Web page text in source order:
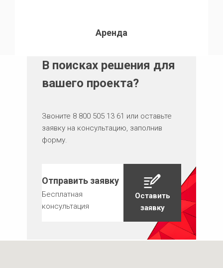
Аренда
В поисках решения для
вашего проекта?
Звоните 8 800 505 13 61 или оставьте
заявку на консультацию, заполнив
форму.
Отправить заявку
Бесплатная
консультация
Оставить
заявку